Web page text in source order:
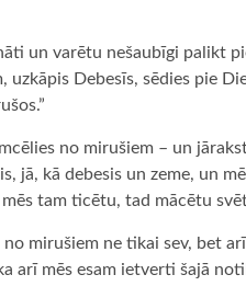
un varētu nešaubīgi palikt
Debesīs, sēdies pie
no mirušiem – un
jā, kā debesis un zeme, un
tam ticētu, tad mācētu
mirušiem ne tikai sev, bet
arī mēs esam ietverti šajā